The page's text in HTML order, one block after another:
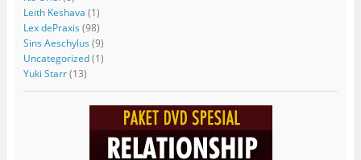
Leith Keshava (1)
Lex dePraxis (98)
Sins Aeschylus (9)
Uncategorized(1)
Yuki Starr(13)